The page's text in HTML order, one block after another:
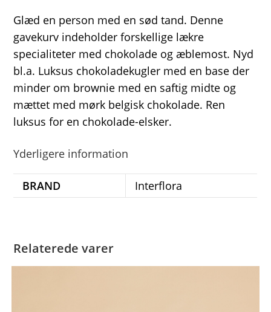
Glæd en person med en sød tand. Denne
gavekurv indeholder forskellige lækre
specialiteter med chokolade og æblemost. Nyd
bl.a. Luksus chokoladekugler med en base der
minder om brownie med en saftig midte og
mættet med mørk belgisk chokolade. Ren
luksus for en chokolade-elsker.
Yderligere information
BRAND Interflora
Relaterede varer